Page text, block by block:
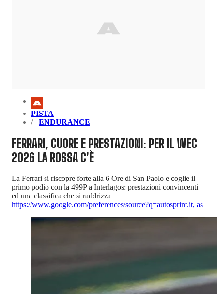
PISTA
ENDURANCE
FERRARI, CUORE E PRESTAZIONI: PER IL WEC
2026 LA ROSSA C'È
La Ferrari si riscopre forte alla 6 Ore di San Paolo e coglie il
primo podio con la 499P a Interlagos: prestazioni convincenti
ed una classifica che si raddrizza
https://www.google.com/preferences/source?q=autosprint.it, as